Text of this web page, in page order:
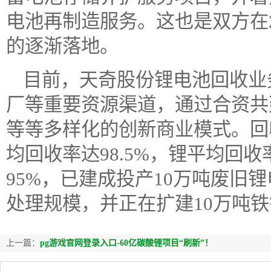
电池再制造服务。这也是双方
的逐渐落地。
目前，天奇股份锂电池回收
厂等重要资源渠道，通过合资
等等多样化的创新商业模式。
均回收率达98.5%，锂平均回
95%，已建成投产10万吨废旧
处理规模，并正在扩建10万吨
上一篇： pg游戏官网登录入口-60亿碳酸锂项目“刷新”！